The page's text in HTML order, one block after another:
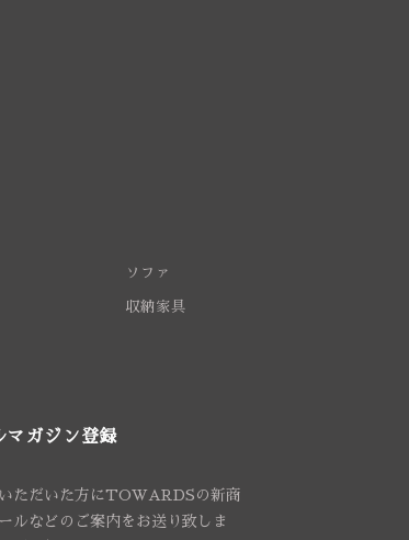
ソファ
収納家具
マガジン登録
ただいた方にTOWARDSの新商
ルなどのご案内をお送り致しま